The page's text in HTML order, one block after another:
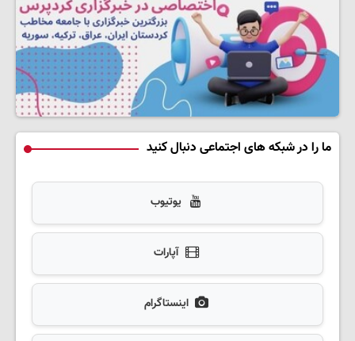
ما را در شبکه های اجتماعی دنبال کنید
یوتیوب
آپارات
اینستاگرام